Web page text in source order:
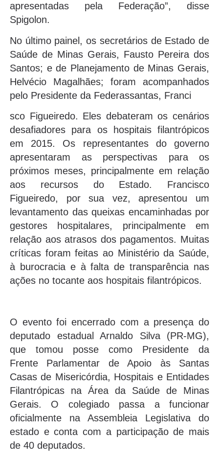
apresentadas pela Federação”, disse
Spigolon.
No último painel, os secretários de Estado de
Saúde de Minas Gerais, Fausto Pereira dos
Santos; e de Planejamento de Minas Gerais,
Helvécio Magalhães; foram acompanhados
pelo Presidente da Federassantas, Franci
sco Figueiredo. Eles debateram os cenários
desafiadores para os hospitais filantrópicos
em 2015. Os representantes do governo
apresentaram as perspectivas para os
próximos meses, principalmente em relação
aos recursos do Estado. Francisco
Figueiredo, por sua vez, apresentou um
levantamento das queixas encaminhadas por
gestores hospitalares, principalmente em
relação aos atrasos dos pagamentos. Muitas
críticas foram feitas ao Ministério da Saúde,
à burocracia e à falta de transparência nas
ações no tocante aos hospitais filantrópicos.
O evento foi encerrado com a presença do
deputado estadual Arnaldo Silva (PR-MG),
que tomou posse como Presidente da
Frente Parlamentar de Apoio às Santas
Casas de Misericórdia, Hospitais e Entidades
Filantrópicas na Área da Saúde de Minas
Gerais. O colegiado passa a funcionar
oficialmente na Assembleia Legislativa do
estado e conta com a participação de mais
de 40 deputados.